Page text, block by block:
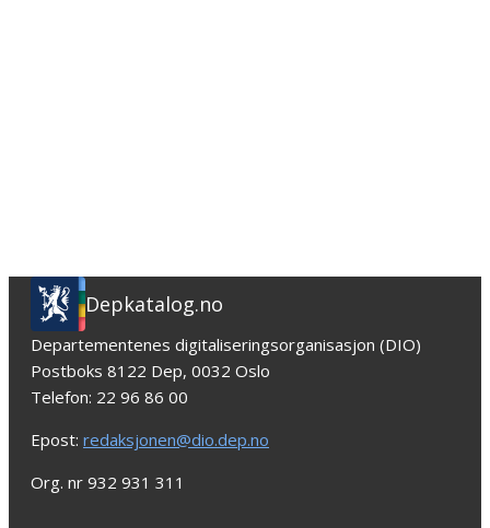
Depkatalog.no
Departementenes digitaliseringsorganisasjon (DIO)
Postboks 8122 Dep, 0032 Oslo
Telefon: 22 96 86 00
Epost: redaksjonen@dio.dep.no
Org. nr 932 931 311